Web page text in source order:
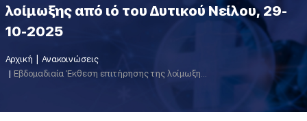
λοίμωξης από ιό του Δυτικού Νείλου, 29-
10-2025
Αρχική
Ανακοινώσεις